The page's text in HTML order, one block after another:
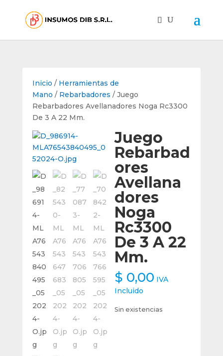
Inicio / Herramientas de
Mano / Rebarbadores / Juego
Rebarbadores Avellanadores Noga Rc3300
De 3 A 22 Mm.
Juego
Rebarbad
ores
Avellana
dores
Noga
Rc3300
De 3 A 22
Mm.
$ 0,00 IVA
Incluido
Sin existencias